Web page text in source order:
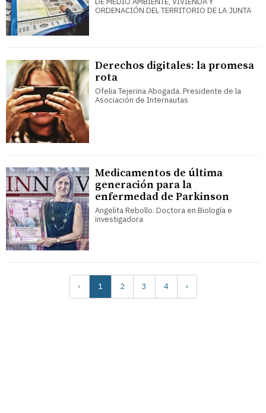
ORDENACIÓN DEL TERRITORIO DE LA JUNTA
Derechos digitales: la promesa
rota
Ofelia Tejerina Abogada. Presidente de la
Asociación de Internautas
Medicamentos de última
generación para la
enfermedad de Parkinson
Angelita Rebollo. Doctora en Biología e
investigadora
‹ 1 2 3 4 ›